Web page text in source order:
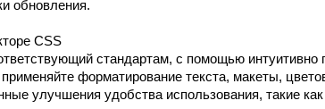
обновления.
CSS
стандартам, с помощью интуитивно
форматирование текста, макеты,
улучшения удобства использования, такие